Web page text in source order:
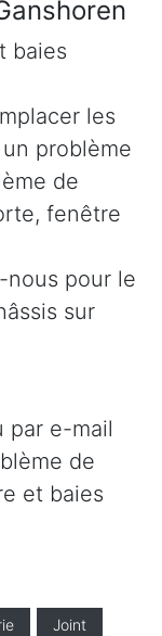
baies
les
problème
de
fenêtre
nous pour le
sur
par e-mail
de
et baies
Joint